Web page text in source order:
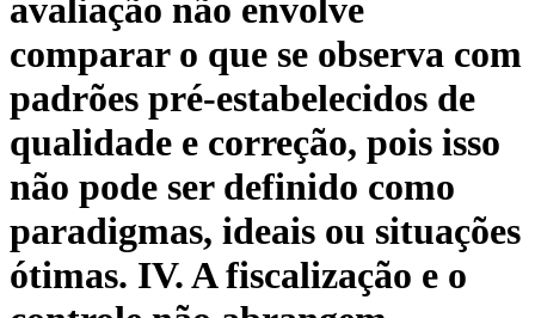
avaliação não envolve
comparar o que se observa com
padrões pré-estabelecidos de
qualidade e correção, pois isso
não pode ser definido como
paradigmas, ideais ou situações
ótimas. IV. A fiscalização e o